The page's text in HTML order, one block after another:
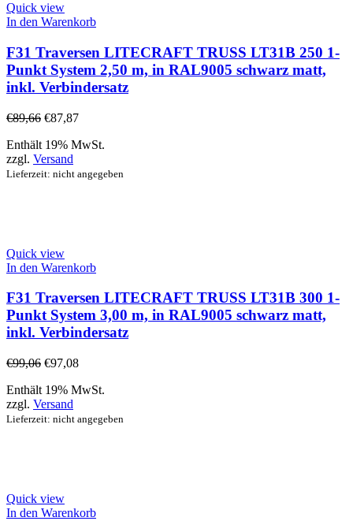
Quick view
In den Warenkorb
F31 Traversen LITECRAFT TRUSS LT31B 250 1-
Punkt System 2,50 m, in RAL9005 schwarz matt,
inkl. Verbindersatz
€89,66 €87,87
Enthält 19% MwSt.
zzgl. Versand
Lieferzeit: nicht angegeben
Quick view
In den Warenkorb
F31 Traversen LITECRAFT TRUSS LT31B 300 1-
Punkt System 3,00 m, in RAL9005 schwarz matt,
inkl. Verbindersatz
€99,06 €97,08
Enthält 19% MwSt.
zzgl. Versand
Lieferzeit: nicht angegeben
Quick view
In den Warenkorb